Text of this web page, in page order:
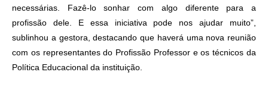
necessárias. Fazê-lo sonhar com algo diferente para a
profissão dele. E essa iniciativa pode nos ajudar muito”,
sublinhou a gestora, destacando que haverá uma nova reunião
com os representantes do Profissão Professor e os técnicos da
Política Educacional da instituição.